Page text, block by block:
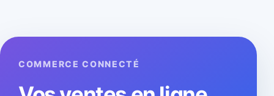
COMMERCE CONNECTÉ